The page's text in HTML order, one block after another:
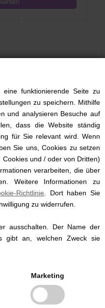
funktionierende Seite zu
zu speichern. Mithilfe
und analysieren Besuche auf
dass die Website ständig
für Sie relevant wird. Wenn
Sie uns, Cookies zu setzen
und / oder von Dritten)
verarbeiten, die über
Weitere Informationen zu
Richtlinie . Dort haben Sie
zu widerrufen.
ausschalten. Der Name der
gibt an, welchen Zweck sie
Marketing
mit
Ob als
die ersten
als
- mit unseren
ins
und
Sie ideale
für den